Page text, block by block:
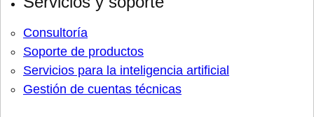
Consultoría
Soporte de productos
Servicios para la inteligencia artificial
Gestión de cuentas técnicas